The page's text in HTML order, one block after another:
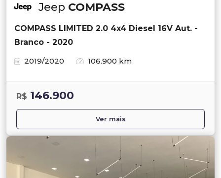
Jeep COMPASS
COMPASS LIMITED 2.0 4x4 Diesel 16V Aut. -
Branco - 2020
2019/2020
106.900 km
R$ 146.900
Ver mais